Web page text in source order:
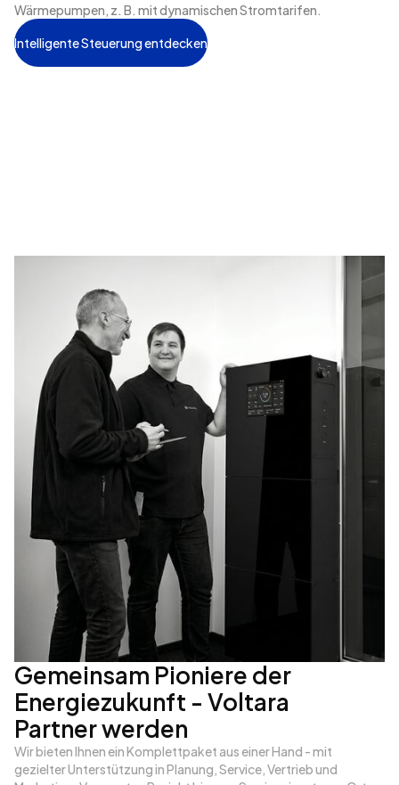
Wärmepumpen, z. B. mit dynamischen Stromtarifen.
Intelligente Steuerung entdecken
Gemeinsam Pioniere der
Energiezukunft - Voltara
Partner werden
Wir bieten Ihnen ein Komplettpaket aus einer Hand - mit
gezielter Unterstützung in Planung, Service, Vertrieb und